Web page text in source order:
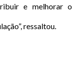
e melhorar o
ressaltou.